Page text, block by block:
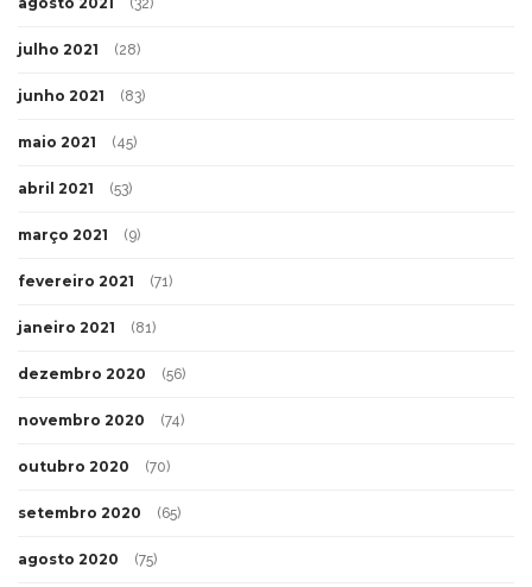
(32)
julho 2021 (28)
junho 2021 (83)
maio 2021 (45)
abril 2021 (53)
março 2021 (9)
fevereiro 2021 (71)
janeiro 2021 (81)
dezembro 2020 (56)
novembro 2020 (74)
outubro 2020 (70)
setembro 2020 (65)
agosto 2020 (75)